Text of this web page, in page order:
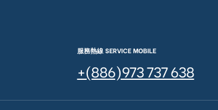
服務熱線 SERVICE MOBILE
+(886)973 737 638